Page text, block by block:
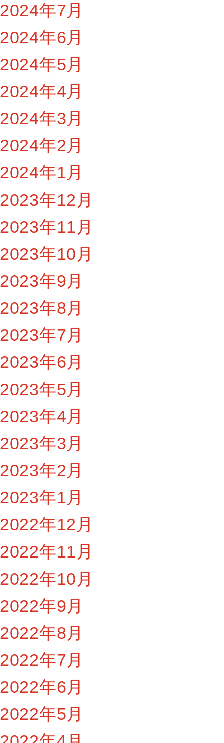
2024年7月
2024年6月
2024年5月
2024年4月
2024年3月
2024年2月
2024年1月
2023年12月
2023年11月
2023年10月
2023年9月
2023年8月
2023年7月
2023年6月
2023年5月
2023年4月
2023年3月
2023年2月
2023年1月
2022年12月
2022年11月
2022年10月
2022年9月
2022年8月
2022年7月
2022年6月
2022年5月